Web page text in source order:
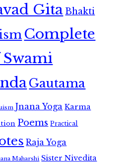
GitaBhakti
Complete
Gautama
Jnana Yoga Karma
Poems Practical
Raja Yoga
Maharshi Sister Nivedita